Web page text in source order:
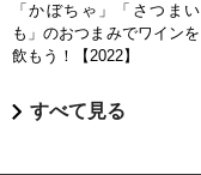
「かぼちゃ」「さつまい
も」のおつまみでワインを
飲もう！【2022】
すべて見る